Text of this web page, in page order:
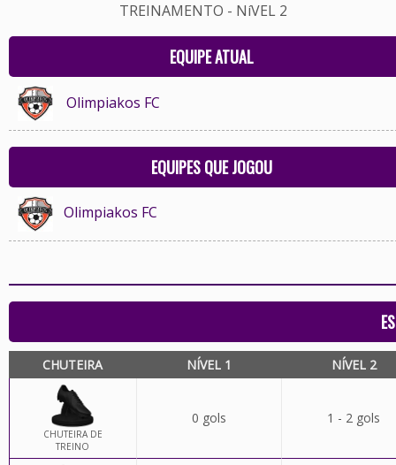
TREINAMENTO - NíVEL 2
EQUIPE ATUAL
Olimpiakos FC
EQUIPES QUE JOGOU
Olimpiakos FC
CHUTEIRA NÍVEL 1 NÍVEL 2
CHUTEIRA DE
TREINO
0 gols 1 - 2 gols